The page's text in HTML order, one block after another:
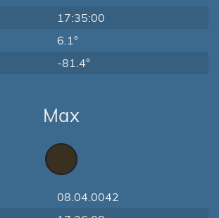
17:35:00
6.1°
-81.4°
Max
08.04.0042